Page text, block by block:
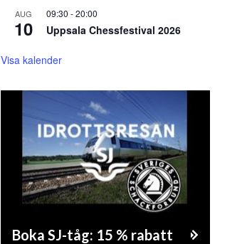
AUG
10
09:30 -20:00
Uppsala Chessfestival 2026
Visa kalender
Boka SJ-tåg: 15 % rabatt